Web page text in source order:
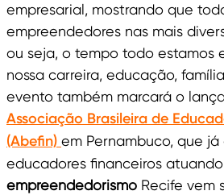
empresarial, mostrando que
empreendedores nas mais
ou seja, o tempo todo estamos
nossa carreira, educação,
evento também marcará o
Associação Brasileira de
(Abefin) em Pernambuco, que
educadores financeiros
empreendedorismo Recife vem